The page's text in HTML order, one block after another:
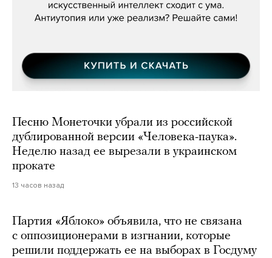
Песню Монеточки убрали из российской
дублированной версии «Человека-паука».
Неделю назад ее вырезали в украинском
прокате
13 часов назад
Партия «Яблоко» объявила, что не связана
с оппозиционерами в изгнании, которые
решили поддержать ее на выборах в Госдуму